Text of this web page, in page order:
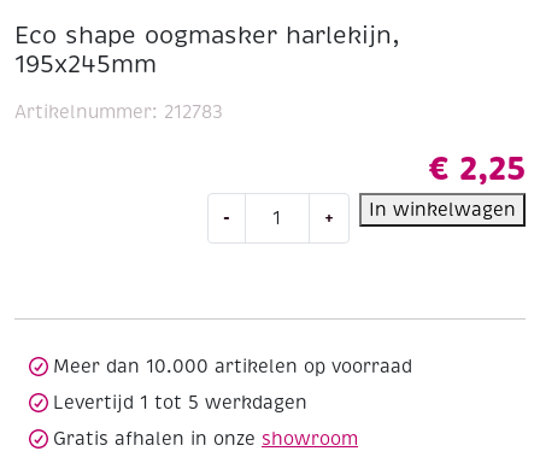
Eco shape oogmasker harlekijn,
195x245mm
€ 2,25
- + In winkelwagen
Artikelnummer: 212783
Meer dan 10.000 artikelen op voorraad
Levertijd 1 tot 5 werkdagen
Gratis afhalen in onze showroom